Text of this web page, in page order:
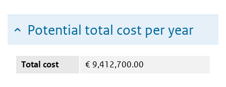
Potential total cost per year
Total cost € 9,412,700.00